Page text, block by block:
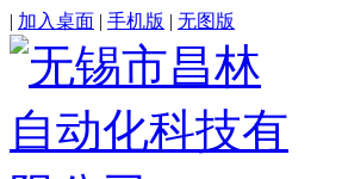
| 加入桌面 | 手机版 | 无图版